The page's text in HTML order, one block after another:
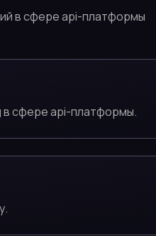
в сфере api-платформы
в сфере api-платформы.